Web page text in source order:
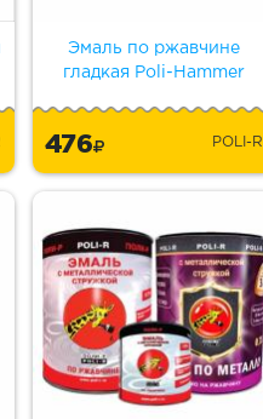
Эмаль по ржавчине
гладкая Poli-Hammer
476 POLI-R